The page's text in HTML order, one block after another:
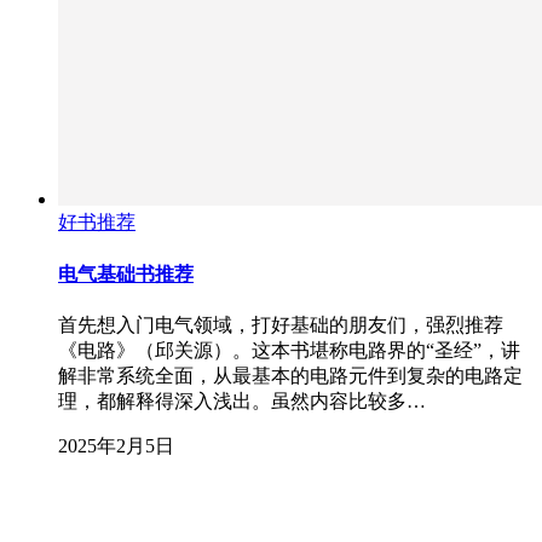
好书推荐
电气基础书推荐
首先想入门电气领域，打好基础的朋友们，强烈推荐
《电路》（邱关源）。这本书堪称电路界的“圣经”，讲
解非常系统全面，从最基本的电路元件到复杂的电路定
理，都解释得深入浅出。虽然内容比较多…
2025年2月5日